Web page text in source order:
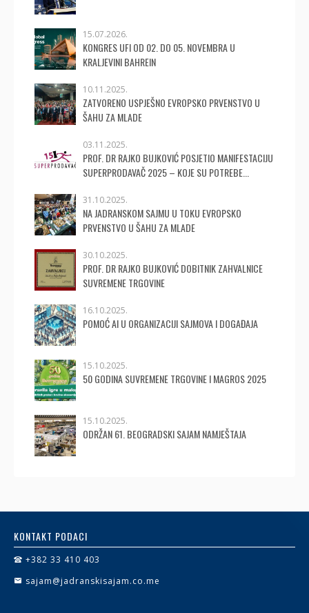
15.07.2026.
KONGRES UFI OD 02. DO 05. NOVEMBRA U
KRALJEVINI BAHREIN
10.11.2025.
ZATVORENO USPJEŠNO EVROPSKO PRVENSTVO U
ŠAHU ZA MLADE
03.11.2025.
PROF. DR RAJKO BUJKOVIĆ POSJETIO MANIFESTACIJU
SUPERPRODAVAČ 2025 – KOJE SU POTREBE...
31.10.2025.
NA JADRANSKOM SAJMU U TOKU EVROPSKO
PRVENSTVO U ŠAHU ZA MLADE
30.10.2025.
PROF. DR RAJKO BUJKOVIĆ DOBITNIK ZAHVALNICE
SUVREMENE TRGOVINE
16.10.2025.
POMOĆ AI U ORGANIZACIJI SAJMOVA I DOGAĐAJA
15.10.2025.
50 GODINA SUVREMENE TRGOVINE I MAGROS 2025
15.10.2025.
ODRŽAN 61. BEOGRADSKI SAJAM NAMJEŠTAJA
KONTAKT PODACI
+382 33 410 403
sajam@jadranskisajam.co.me